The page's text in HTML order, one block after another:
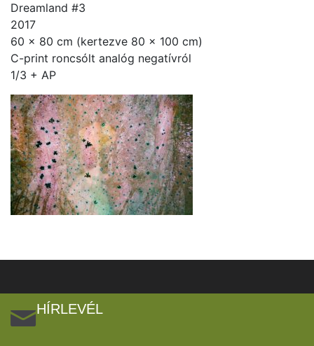
Dreamland #3
2017
60 x 80 cm (kertezve 80 x 100 cm)
C-print roncsólt analóg negatívról
1/3 + AP
HÍRLEVÉL